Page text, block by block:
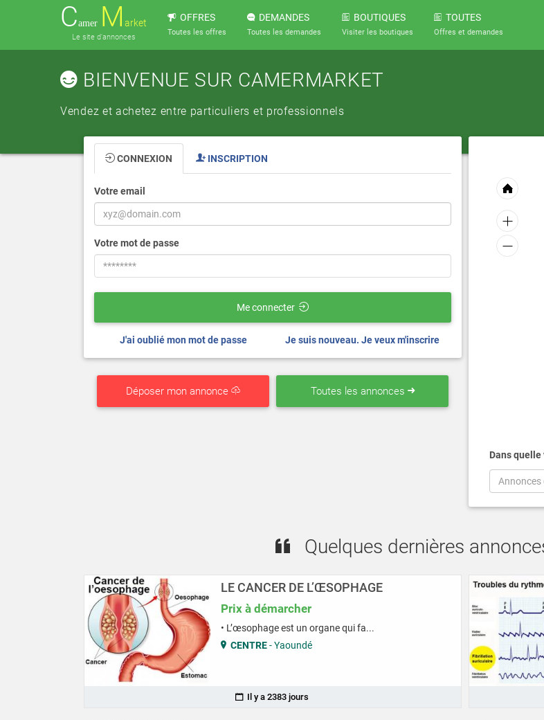
Camer M arket
Le site d'annonces
OFFRES
Toutes les offres
DEMANDES
Toutes les demandes
BOUTIQUES
Visiter les boutiques
TOUTES
Offres et demandes
BIENVENUE SUR CAMERMARKET
Vendez et achetez entre particuliers et professionnels
CONNEXION INSCRIPTION
Votre email
Votre mot de passe
Me connecter
J'ai oublié mon mot de passe Je suis nouveau. Je veux m'inscrire
Déposer mon annonce Toutes les annonces
Dans
Annonces
Quelques dernières
LE CANCER DE L’ŒSOPHAGE
Prix à démarcher
• L’œsophage est un organe qui fa...
CENTRE- Yaoundé
Il y a 2383 jours